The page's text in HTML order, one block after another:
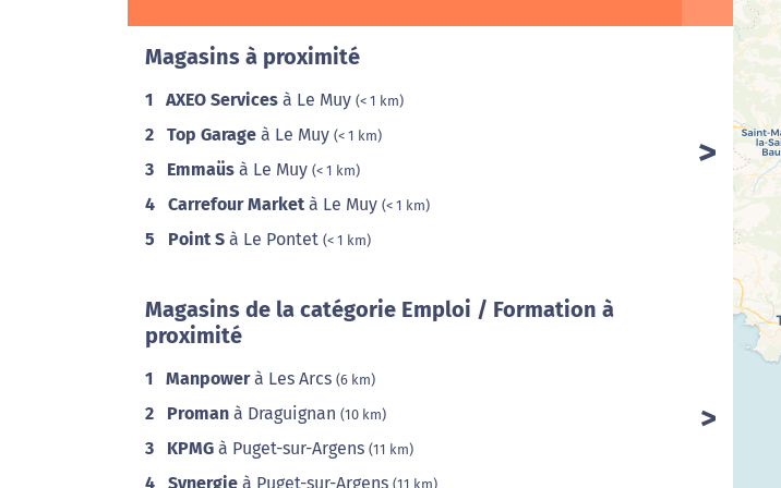
Magasins à proximité
1 AXEO Services à Le Muy (< 1 km)
2 Top Garage à Le Muy (< 1 km)
3 Emmaüs à Le Muy (< 1 km)
4 Carrefour Market à Le Muy (< 1 km)
5 Point S à Le Pontet (< 1 km)
Magasins de la catégorie Emploi / Formation à
proximité
1 Manpowerà Les Arcs (6 km)
2 Proman à Draguignan (10 km)
3 KPMG à Puget-sur-Argens (11 km)
4 Synergie à Puget-sur-Argens (11 km)